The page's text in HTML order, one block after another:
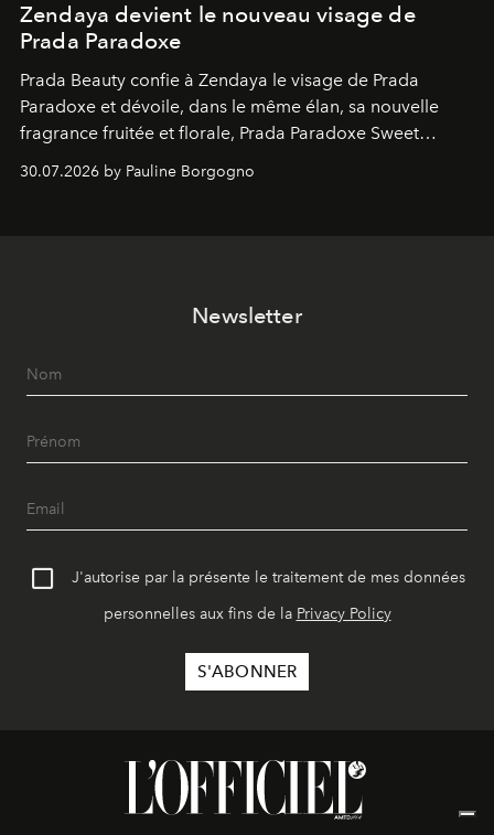
Zendaya devient le nouveau visage de
Prada Paradoxe
Prada Beauty confie à Zendaya le visage de Prada
Paradoxe et dévoile, dans le même élan, sa nouvelle
fragrance fruitée et florale, Prada Paradoxe Sweet
Chemistry Eau de Parfum.
30.07.2026 by Pauline Borgogno
Newsletter
J'autorise par la présente le traitement de mes données
personnelles aux fins de la Privacy Policy